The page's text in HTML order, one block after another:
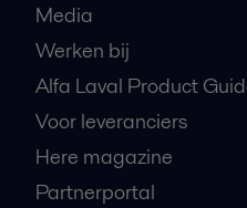
Media
Werken bij
Alfa Laval Product
Voor leveranciers
Here magazine
Partnerportal